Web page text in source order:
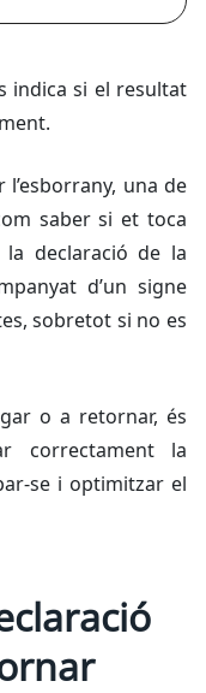
indica si el resultat
una de
saber si et toca
declaració de la
d’un signe
sobretot si no es
o a retornar, és
correctament la
se i optimitzar el